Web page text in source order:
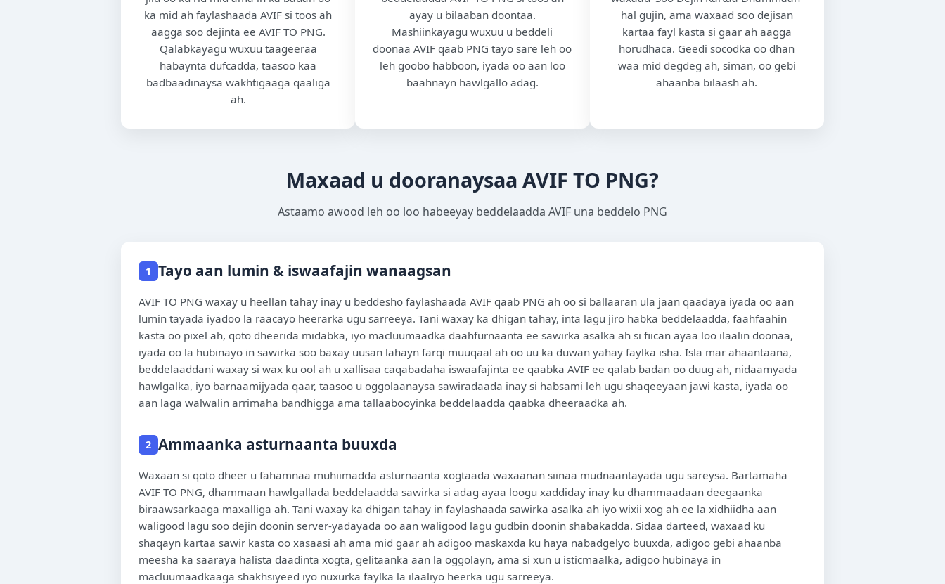
ka mid ah faylashaada AVIF si toos ah
aagga soo dejinta ee AVIF TO PNG.
Qalabkayagu wuxuu taageeraa
habaynta dufcadda, taasoo kaa
badbaadinaysa wakhtigaaga qaaliga
ah.
ayay u bilaaban doontaa.
Mashiinkayagu wuxuu u beddeli
doonaa AVIF qaab PNG tayo sare leh oo
leh goobo habboon, iyada oo aan loo
baahnayn hawlgallo adag.
hal gujin, ama waxaad soo dejisan
kartaa fayl kasta si gaar ah aagga
horudhaca. Geedi socodka oo dhan
waa mid degdeg ah, siman, oo gebi
ahaanba bilaash ah.
Maxaad u dooranaysaa AVIF TO PNG?
Astaamo awood leh oo loo habeeyay beddelaadda AVIF una beddelo PNG
1 Tayo aan lumin & iswaafajin wanaagsan
AVIF TO PNG waxay u heellan tahay inay u beddesho faylashaada AVIF qaab PNG ah oo si ballaaran ula jaan qaadaya iyada oo aan
lumin tayada iyadoo la raacayo heerarka ugu sarreeya. Tani waxay ka dhigan tahay, inta lagu jiro habka beddelaadda, faahfaahin
kasta oo pixel ah, qoto dheerida midabka, iyo macluumaadka daahfurnaanta ee sawirka asalka ah si fiican ayaa loo ilaalin doonaa,
iyada oo la hubinayo in sawirka soo baxay uusan lahayn farqi muuqaal ah oo uu ka duwan yahay faylka isha. Isla mar ahaantaana,
beddelaaddani waxay si wax ku ool ah u xallisaa caqabadaha iswaafajinta ee qaabka AVIF ee qalab badan oo duug ah, nidaamyada
hawlgalka, iyo barnaamijyada qaar, taasoo u oggolaanaysa sawiradaada inay si habsami leh ugu shaqeeyaan jawi kasta, iyada oo
aan laga walwalin arrimaha bandhigga ama tallaabooyinka beddelaadda qaabka dheeraadka ah.
2 Ammaanka asturnaanta buuxda
Waxaan si qoto dheer u fahamnaa muhiimadda asturnaanta xogtaada waxaanan siinaa mudnaantayada ugu sareysa. Bartamaha
AVIF TO PNG, dhammaan hawlgallada beddelaadda sawirka si adag ayaa loogu xaddiday inay ku dhammaadaan deegaanka
biraawsarkaaga maxalliga ah. Tani waxay ka dhigan tahay in faylashaada sawirka asalka ah iyo wixii xog ah ee la xidhiidha aan
waligood lagu soo dejin doonin server-yadayada oo aan waligood lagu gudbin doonin shabakadda. Sidaa darteed, waxaad ku
shaqayn kartaa sawir kasta oo xasaasi ah ama mid gaar ah adigoo maskaxda ku haya nabadgelyo buuxda, adigoo gebi ahaanba
meesha ka saaraya halista daadinta xogta, gelitaanka aan la oggolayn, ama si xun u isticmaalka, adigoo hubinaya in
macluumaadkaaga shakhsiyeed iyo nuxurka faylka la ilaaliyo heerka ugu sarreeya.